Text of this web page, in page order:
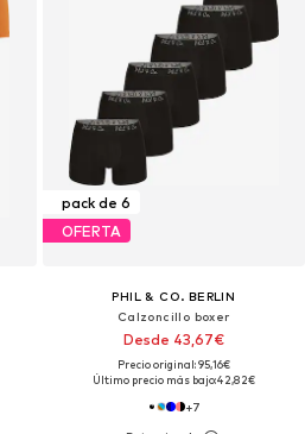
pack de 6
OFERTA
PHIL & CO. BERLIN
Calzoncillo boxer
Desde 43,67€
Precio original: 95,16€
Último precio más bajo:42,82€
+7